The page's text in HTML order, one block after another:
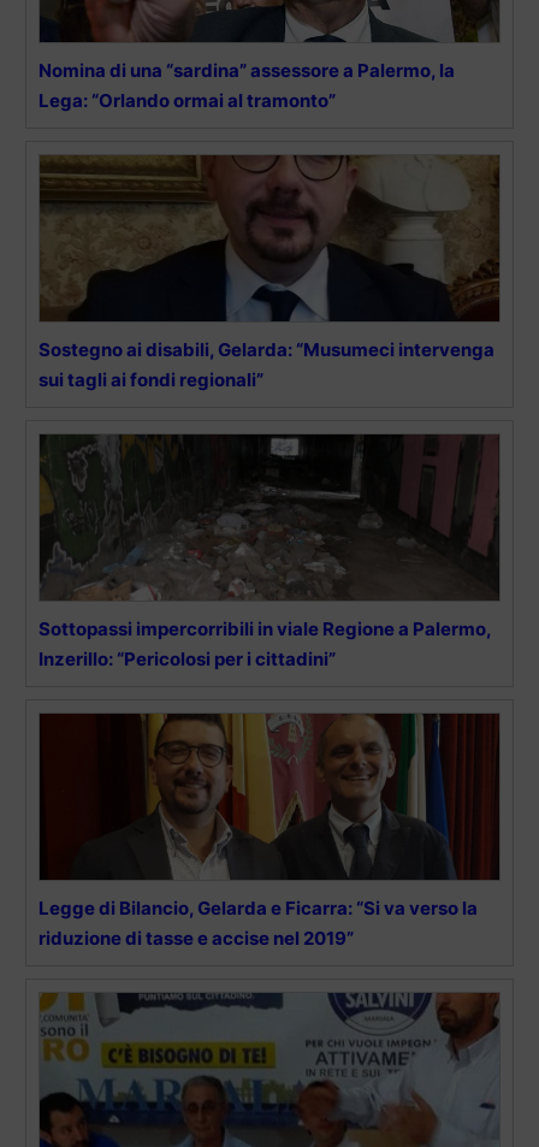
Nomina di una “sardina” assessore a Palermo, la
Lega: “Orlando ormai al tramonto”
Sostegno ai disabili, Gelarda: “Musumeci intervenga
sui tagli ai fondi regionali”
Sottopassi impercorribili in viale Regione a Palermo,
Inzerillo: “Pericolosi per i cittadini”
Legge di Bilancio, Gelarda e Ficarra: “Si va verso la
riduzione di tasse e accise nel 2019”